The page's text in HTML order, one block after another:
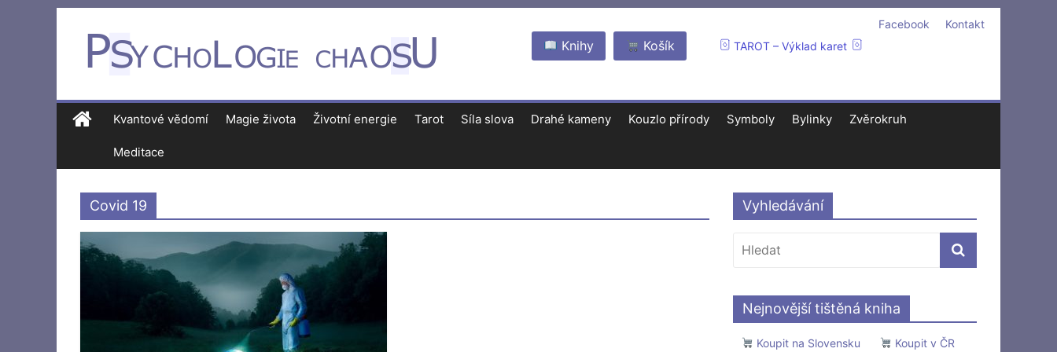
Kontakt
Facebook
TAROT – Výklad karet
Košík
Knihy
Kvantové vědomí Magie života Životní energie Tarot Síla slova Drahé kameny Kouzlo přírody Symboly Bylinky Zvěrokruh
Meditace
Covid 19 Vyhledávání
Nejnovější tištěná kniha
Koupit na Slovensku Koupit v ČR